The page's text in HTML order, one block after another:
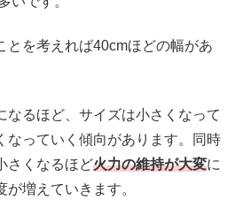
とを考えれば40cmほどの幅があ
なるほど、サイズは小さくなって
なっていく傾向があります。同時
さくなるほど火力の維持が大変に
増えていきます。